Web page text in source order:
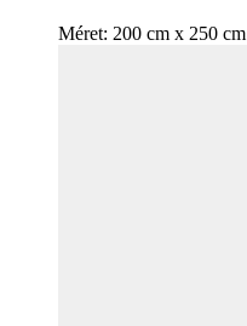
Méret: 200 cm x 250 cm